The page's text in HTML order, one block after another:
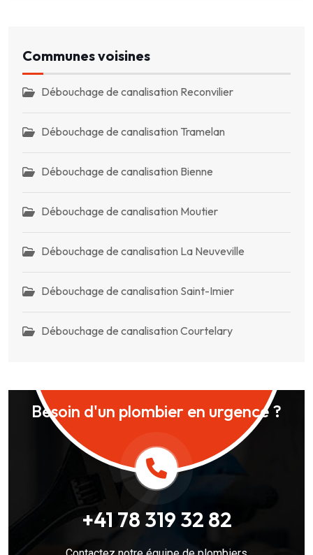
Communes voisines
Débouchage de canalisation Reconvilier
Débouchage de canalisation Tramelan
Débouchage de canalisation Bienne
Débouchage de canalisation Moutier
Débouchage de canalisation La Neuveville
Débouchage de canalisation Saint-Imier
Débouchage de canalisation Courtelary
Besoin d'un plombier en urgence ?
+41 78 319 32 82